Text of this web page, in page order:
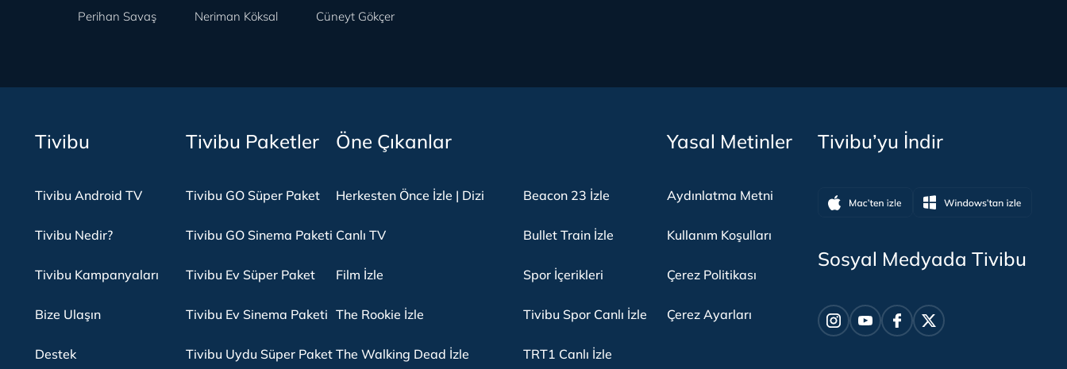
Perihan Savaş Neriman Köksal Cüneyt Gökçer
Tivibu
Tivibu Android TV
Tivibu Nedir?
Tivibu Kampanyaları
Bize Ulaşın
Destek
Tivibu Paketler
Tivibu GO Süper Paket
Tivibu GO Sinema Paketi
Tivibu Ev Süper Paket
Tivibu Ev Sinema Paketi
Tivibu Uydu Süper Paket
Öne Çıkanlar
Herkesten Önce İzle | Dizi
Canlı TV
Film İzle
The Rookie İzle
The Walking Dead İzle
Beacon 23 İzle
Bullet Train İzle
Spor İçerikleri
Tivibu Spor Canlı İzle
TRT1 Canlı İzle
Yasal Metinler
Aydınlatma Metni
Kullanım Koşulları
Çerez Politikası
Çerez Ayarları
Tivibu’yu İndir
Sosyal Medyada Tivibu